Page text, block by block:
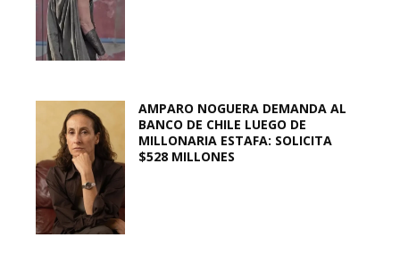
AMPARO NOGUERA DEMANDA AL
BANCO DE CHILE LUEGO DE
MILLONARIA ESTAFA: SOLICITA
$528 MILLONES